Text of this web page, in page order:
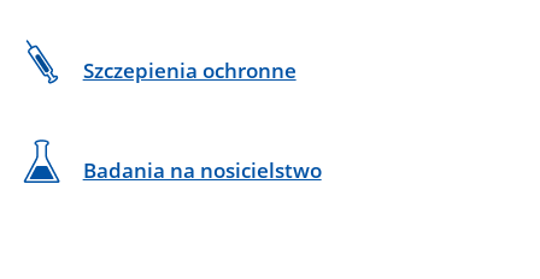
Szczepienia ochronne
Badania na nosicielstwo